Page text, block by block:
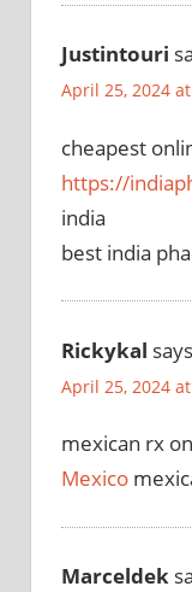
Justintouri
April 25, 2024
cheapest
https://
india
best india
Rickykal
April 25, 2024
mexican rx
Mexico
Marceldek